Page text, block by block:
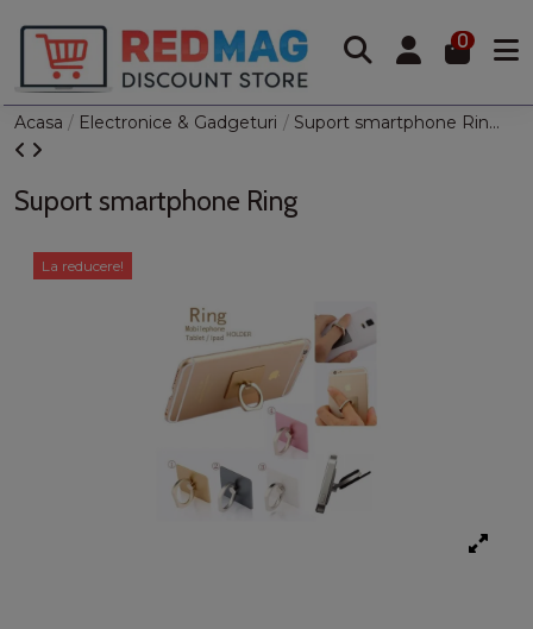
0
Acasa Electronice & Gadgeturi Suport smartphone Ring
La reducere!
Suport smartphone Ring